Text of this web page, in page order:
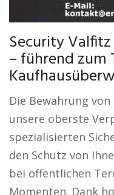
Security
– führend zum
Die Bewahrung
unsere oberste
spezialisierten
den Schutz von
bei öffentlichen
Momenten. Dank